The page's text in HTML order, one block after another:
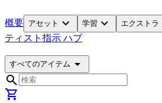
概要 アセット expand_more 学習 expand_more エクストラ
ティスト 指示 ハブ
すべてのアイテム arrow_drop_down
search
shopping_cart